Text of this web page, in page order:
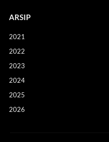
ARSIP
2021
2022
2023
2024
2025
2026